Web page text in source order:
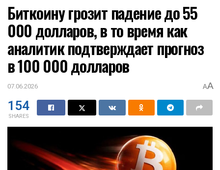
Биткоину грозит падение до 55
000 долларов, в то время как
аналитик подтверждает прогноз
в 100 000 долларов
07.06.2026 AA
154
SHARES